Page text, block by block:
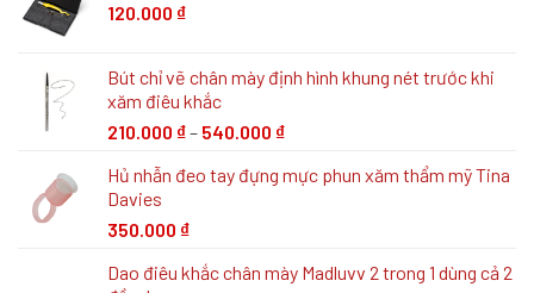
120.000 ₫
Bút chỉ vẽ chân mày định hình khung nét trước khi
xăm điêu khắc
210.000 ₫– 540.000 ₫
Hủ nhẫn đeo tay đựng mực phun xăm thẩm mỹ Tina
Davies
350.000 ₫
Dao điêu khắc chân mày Madluvv 2 trong 1 dùng cả 2